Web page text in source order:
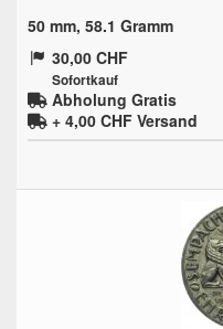
50 mm, 58.1 Gramm
30,00 CHF
Sofortkauf
Abholung Gratis
+ 4,00 CHF Versand